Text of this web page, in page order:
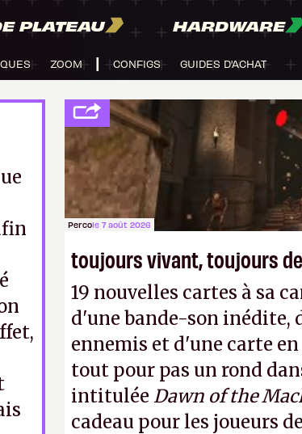
PLATEAU HARDWARE
ZOOM CONFIGS GUIDES D'ACHAT
Percole 7 août 2026
toujours vivant, toujours
19 nouvelles cartes à sa
d'une bande-son inédite,
ennemis et d'une carte
tout pour pas un rond
intitulée Dawn of the
cadeau pour les joueurs de